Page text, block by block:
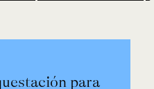
para